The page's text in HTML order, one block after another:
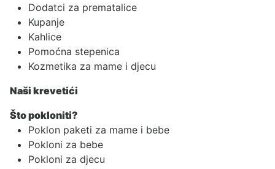
Dodatci za prematalice
Kupanje
Kahlice
Pomoćna stepenica
Kozmetika za mame i djecu
Naši krevetići
Što pokloniti?
Poklon paketi za mame i bebe
Pokloni za bebe
Pokloni za djecu